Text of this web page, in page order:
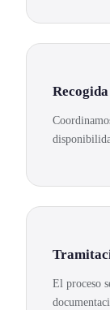
El proceso